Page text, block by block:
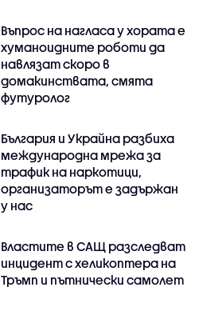
Въпрос на нагласа у хората е
хуманоидните роботи да
навлязат скоро в
домакинствата, смята
футуролог
България и Украйна разбиха
международна мрежа за
трафик на наркотици,
организаторът е задържан
у нас
Властите в САЩ разследват
инцидент с хеликоптера на
Тръмп и пътнически самолет